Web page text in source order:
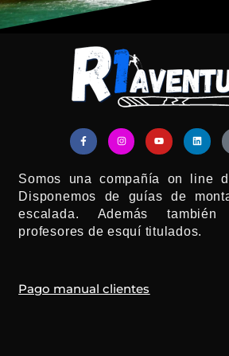
F
a
o
k
I
n
g
Y
o
b
L
i
d
n
Somos una compañía on line
Disponemos de guías de
escalada. Además
profesores de esquí titulados.
Pago manual clientes